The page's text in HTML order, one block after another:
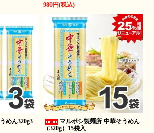
980円(税込)
めん320g3
マルボシ製麺所 中華そうめん
（320g）15袋入